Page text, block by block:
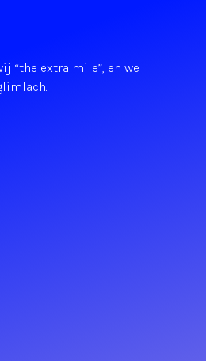
“the extra mile”, en we